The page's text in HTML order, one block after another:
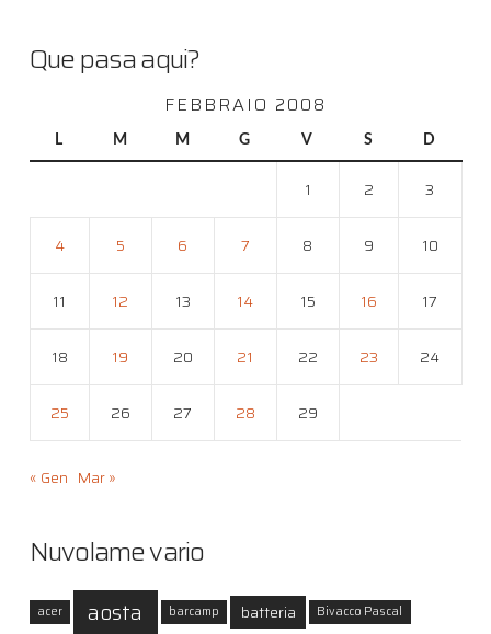
Que pasa aqui?
FEBBRAIO 2008
L M M G V S D
1 2 3
4 5 6 7 8 9 10
11 12 13 14 15 16 17
18 19 20 21 22 23 24
25 26 27 28 29
« Gen Mar »
Nuvolame vario
acer aosta barcamp batteria Bivacco Pascal